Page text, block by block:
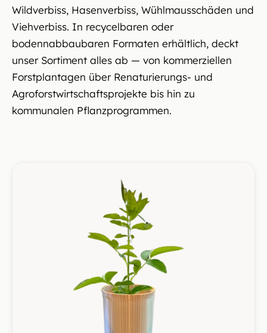
Wildverbiss, Hasenverbiss, Wühlmausschäden und
Viehverbiss. In recycelbaren oder
bodennabbaubaren Formaten erhältlich, deckt
unser Sortiment alles ab — von kommerziellen
Forstplantagen über Renaturierungs- und
Agroforstwirtschaftsprojekte bis hin zu
kommunalen Pflanzprogrammen.